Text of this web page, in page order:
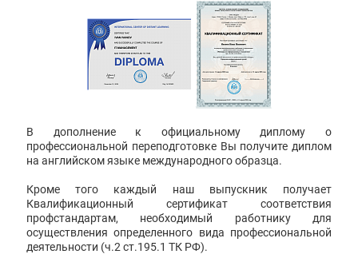
В дополнение к официальному диплому о
профессиональной переподготовке Вы получите диплом
на английском языке международного образца.
Кроме того каждый наш выпускник получает
Квалификационный сертификат соответствия
профстандартам, необходимый работнику для
осуществления определенного вида профессиональной
деятельности (ч.2 ст.195.1 ТК РФ).